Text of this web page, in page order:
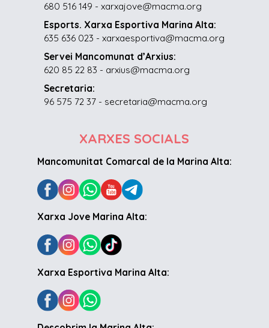
680 516 149 - xarxajove@macma.org
Esports. Xarxa Esportiva Marina Alta:
635 636 023 - xarxaesportiva@macma.org
Servei Mancomunat d’Arxius:
620 85 22 83 - arxius@macma.org
Secretaria:
96 575 72 37 - secretaria@macma.org
XARXES SOCIALS
Mancomunitat Comarcal de la Marina Alta:
Xarxa Jove Marina Alta:
Xarxa Esportiva Marina Alta: